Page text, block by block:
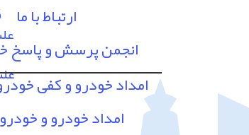
ارتباط با ما
انجمن پرسش و پاسخ
امداد خودرو و کفی
امداد خودرو و